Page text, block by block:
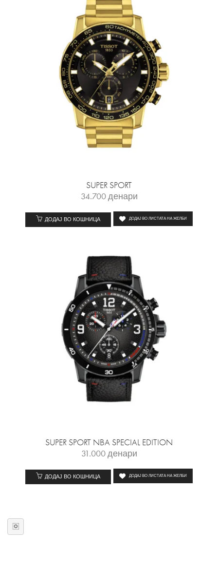
SUPER SPORT
34.700денари
ДОДАЈ ВО КОШНИЦА ДОДАЈ ВО ЛИСТАТА НА ЖЕЛБИ
SUPER SPORT NBA SPECIAL EDITION
31.000денари
ДОДАЈ ВО КОШНИЦА ДОДАЈ ВО ЛИСТАТА НА ЖЕЛБИ